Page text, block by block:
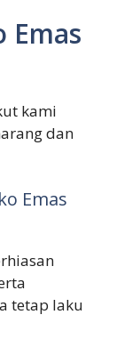
Emas
kami
dan
Emas
tetap laku